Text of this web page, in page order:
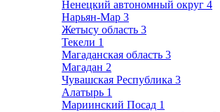
Ненецкий автономный округ 4
Нарьян-Мар 3
Жетысу область 3
Текели 1
Магаданская область 3
Магадан 2
Чувашская Республика 3
Алатырь 1
Мариинский Посад 1